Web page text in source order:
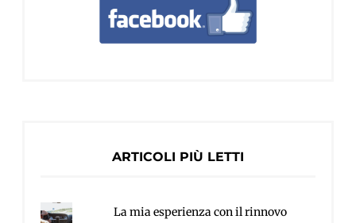
ARTICOLI PIÙ LETTI
La mia esperienza con il rinnovo